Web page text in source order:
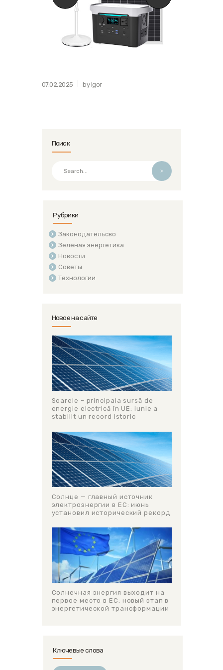
07.02.2025 by Igor
Поиск
>
Рубрики
Законодательсво
Зелёная энергетика
Новости
Советы
Технологии
Новое на сайте
Soarele – principala sursă de
energie electrică în UE: iunie a
stabilit un record istoric
Солнце — главный источник
электроэнергии в ЕС: июнь
установил исторический рекорд
Солнечная энергия выходит на
первое место в ЕС: новый этап в
энергетической трансформации
Ключевые слова